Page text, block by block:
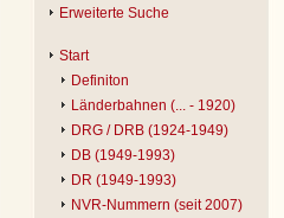
Erweiterte Suche
Start
Definiton
Länderbahnen (... - 1920)
DRG / DRB (1924-1949)
DB (1949-1993)
DR (1949-1993)
NVR-Nummern (seit 2007)